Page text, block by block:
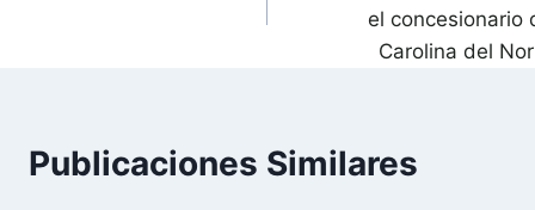
el concesionario
Carolina del
Publicaciones Similares